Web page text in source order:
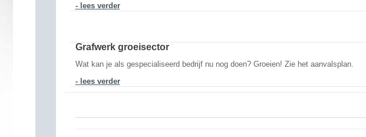
- lees verder
Grafwerk groeisector
Wat kan je als gespecialiseerd bedrijf nu nog doen? Groeien! Zie het aanvalsplan.
- lees verder